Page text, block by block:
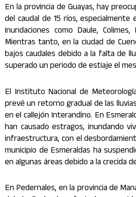
En la provincia de Guayas, hay
del caudal de 15 ríos, especialmente
inundaciones como Daule,
Mientras tanto, en la ciudad de
bajos caudales debido a la falta de
superado un periodo de estiaje el
El Instituto Nacional de
prevé un retorno gradual de las
en el callejón Interandino. En
han causado estragos, inundando
infraestructura, con el
municipio de Esmeraldas ha
en algunas áreas debido a la crecida
En Pedernales, en la provincia de